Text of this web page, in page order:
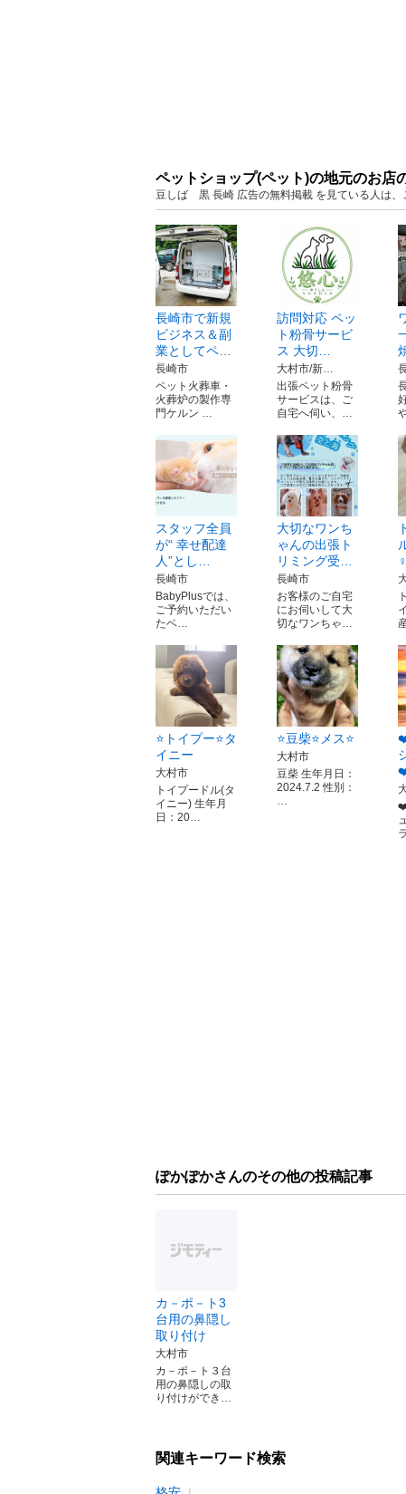
ペットショップ(ペット)の地元のお店
豆しば 黒 長崎 広告の無料掲載 を見ている人は、
長崎市で新規
ビジネス＆副
業としてペ…
長崎市
ペット火葬車・
火葬炉の製作専
門ケルン …
訪問対応 ペッ
ト粉骨サービ
ス 大切…
大村市/新…
出張ペット粉骨
サービスは、ご
自宅へ伺い、…
スタッフ全員
が“ 幸せ配達
人”とし…
長崎市
BabyPlusでは、
ご予約いただい
たベ…
大切なワンち
ゃんの出張ト
リミング受…
長崎市
お客様のご自宅
にお伺いして大
切なワンちゃ…
♀
⭐️トイプー⭐️タ
イニー
大村市
トイプードル(タ
イニー) 生年月
日：20…
⭐️豆柴⭐️メス⭐️
大村市
豆柴 生年月日：
2024.7.2 性別：
ぽかぽかさんのその他の投稿記事
カ－ポ－ト3
台用の鼻隠し
取り付け
大村市
カ－ポ－ト３台
用の鼻隠しの取
り付けができ…
関連キーワード検索